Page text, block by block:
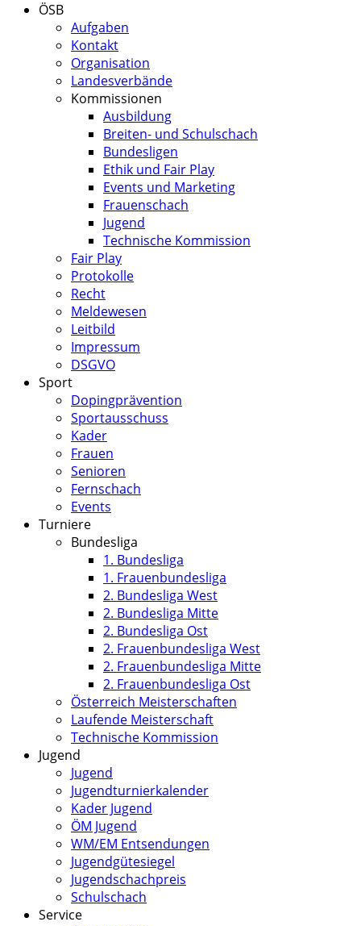
ÖSB
Aufgaben
Kontakt
Organisation
Landesverbände
Kommissionen
Ausbildung
Breiten- und Schulschach
Bundesligen
Ethik und Fair Play
Events und Marketing
Frauenschach
Jugend
Technische Kommission
Fair Play
Protokolle
Recht
Meldewesen
Leitbild
Impressum
DSGVO
Sport
Dopingprävention
Sportausschuss
Kader
Frauen
Senioren
Fernschach
Events
Turniere
Bundesliga
1. Bundesliga
1. Frauenbundesliga
2. Bundesliga West
2. Bundesliga Mitte
2. Bundesliga Ost
2. Frauenbundesliga West
2. Frauenbundesliga Mitte
2. Frauenbundesliga Ost
Österreich Meisterschaften
Laufende Meisterschaft
Technische Kommission
Jugend
Jugend
Jugendturnierkalender
Kader Jugend
ÖM Jugend
WM/EM Entsendungen
Jugendgütesiegel
Jugendschachpreis
Schulschach
Service